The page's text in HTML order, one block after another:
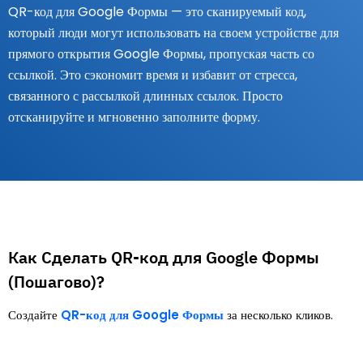
QR-код для Google Формы — это сканируемый код,
который люди могут использовать на своем устройстве для
прямого открытия Google Формы, пропуская часть со
ссылкой. Это сэкономит время и избавит от стресса,
связанного с рассылкой длинных ссылок. Просто
отсканируйте и мгновенно заполните форму.
Как Сделать QR-код для Google Формы
(Пошагово)?
Создайте QR-код для Google Формыза несколько кликов.